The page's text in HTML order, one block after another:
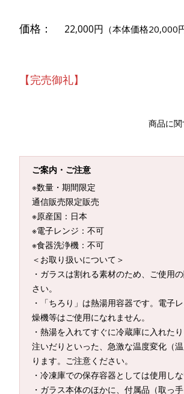
価格： 22,000円 （本体価格20,000
【完売御礼】
商品に
ご案内・ご注意
※数量・期間限定
通信販売限定販売
※原産国：日本
※電子レンジ：不可
※食器洗浄機：不可
＜お取り扱いについて＞
・ガラスは割れる素材のため、ご使用
さい。
・「ちろり」は熱湯用容器です。電子
燥機等はご使用になれません。
・熱湯を入れてすぐに冷蔵庫に入れた
注いだりといった、急激な温度変化（
ります。ご注意ください。
・冷凍庫での保存容器としては使用しな
・ガラス本体のほかに、付属品（取っ